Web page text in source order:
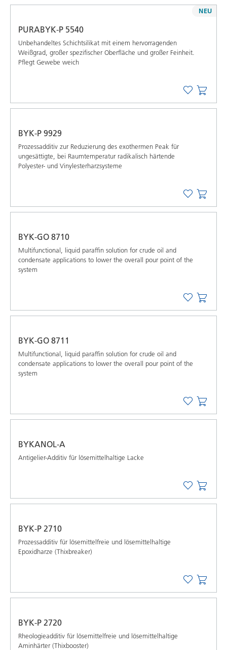
PURABYK-P 5540
Unbehandeltes Schichtsilikat mit einem hervorragenden
Weißgrad, großer spezifischer Oberfläche und großer Feinheit.
Pflegt Gewebe weich
NEU
BYK-P 9929
Prozessadditiv zur Reduzierung des exothermen Peak für
ungesättigte, bei Raumtemperatur radikalisch härtende
Polyester- und Vinylesterharzsysteme
BYK-GO 8710
Multifunctional, liquid paraffin solution for crude oil and
condensate applications to lower the overall pour point of the
system
BYK-GO 8711
Multifunctional, liquid paraffin solution for crude oil and
condensate applications to lower the overall pour point of the
system
BYKANOL-A
Antigelier-Additiv für lösemittelhaltige Lacke
BYK-P 2710
Prozessadditiv für lösemittelfreie und lösemittelhaltige
Epoxidharze (Thixbreaker)
BYK-P 2720
Rheologieadditiv für lösemittelfreie und lösemittelhaltige
Aminhärter (Thixbooster)